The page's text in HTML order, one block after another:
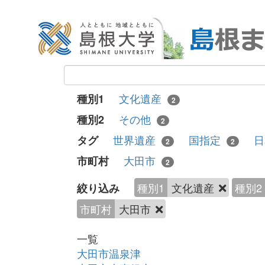
種別1 文化遺産 2
種別2 その他 2
タグ 世界遺産 2 国指定 2
市町村
大田市 2
絞り込み 種別1 文化遺産
種別2
市町村 大田市
一覧
大田市温泉津